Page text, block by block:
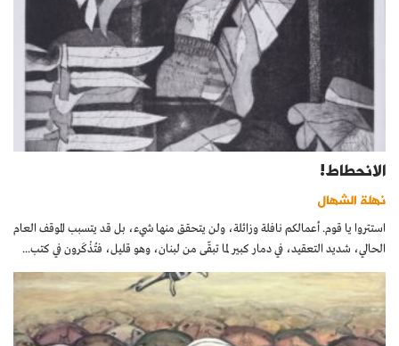
الانحطاط!
نهلة الشهال
استتروا يا قوم. أعمالكم نافلة وزائلة، ولن يتحقق منها شيء، بل قد يتسبب الموقف العام
الحالي، شديد التعقيد، في دمار كبير لما تبقّى من لبنان، وهو قليل، فتُذْكَرون في كتب...